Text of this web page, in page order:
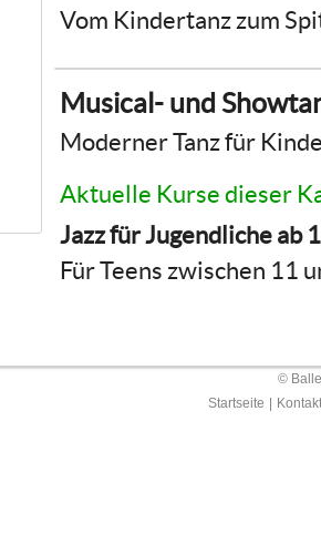
Vom Kindertanz zum
Musical- und
Moderner Tanz für
Aktuelle Kurse dieser
Jazz für Jugendliche ab
Für Teens zwischen 11
©
Startseite
Kontakt